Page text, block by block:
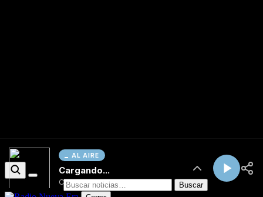
AL AIRE
Cargando...
Conectando...